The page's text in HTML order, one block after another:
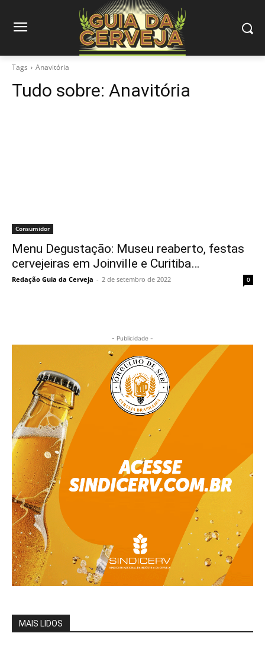
Tags Anavitória
Tudo sobre: Anavitória
Consumidor
Menu Degustação: Museu reaberto, festas
cervejeiras em Joinville e Curitiba…
Redação Guia da Cerveja - 2 de setembro de 2022 0
- Publicidade -
MAIS LIDOS